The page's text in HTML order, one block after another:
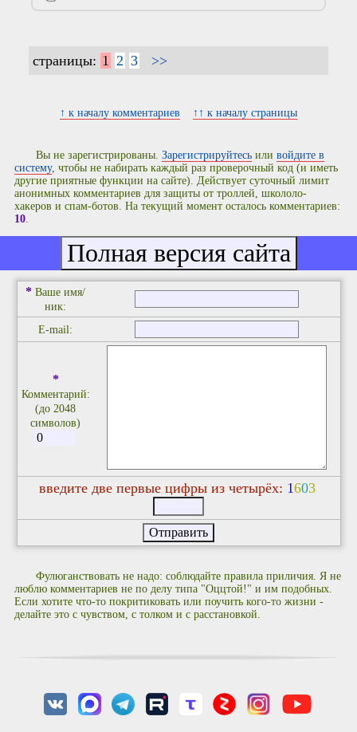
страницы: 1 2 3 >>
↑ к началу комментариев ↑↑ к началу страницы
Вы не зарегистрированы.Зарегистрируйтесь иливойдите в
систему, чтобы не набирать каждый раз проверочный код (и иметь
другие приятные функции на сайте). Действует суточный лимит
анонимных комментариев для защиты от троллей, школоло-
хакеров и спам-ботов. На текущий момент осталось комментариев:
10.
Добавить комментарий
* Ваше имя/
ник:
E-mail:
*
Комментарий:
(до 2048
символов)
введите две первые цифры из четырёх: 1603
Фулюганствовать не надо: соблюдайте правила приличия. Я не
люблю комментариев не по делу типа "Оццтой!" и им подобных.
Если хотите что-то покритиковать или поучить кого-то жизни -
делайте это с чувством, с толком и с расстановкой.